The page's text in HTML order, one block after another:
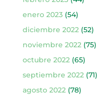
enero 2023(54)
diciembre 2022 (52)
noviembre 2022 (75)
octubre 2022 (65)
septiembre 2022 (71)
agosto 2022 (78)